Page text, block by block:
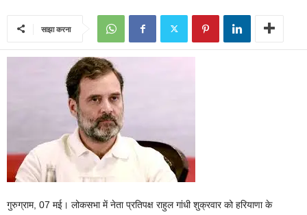
साझा करना
गुरुग्राम, 07 मई। लोकसभा में नेता प्रतिपक्ष राहुल गांधी शुक्रवार को हरियाणा के